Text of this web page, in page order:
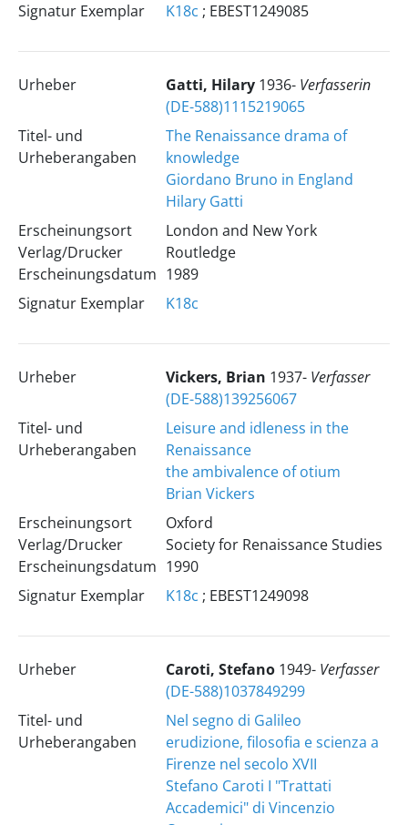
Signatur Exemplar
K18c ; EBEST1249085
Urheber Gatti, Hilary 1936- Verfasserin
(DE-588)1115219065
Titel- und
Urheberangaben
The Renaissance drama of
knowledge
Giordano Bruno in England
Hilary Gatti
Erscheinungsort
Verlag/Drucker
Erscheinungsdatum
London and New York
Routledge
1989
Signatur Exemplar
K18c
Urheber Vickers, Brian 1937- Verfasser
(DE-588)139256067
Titel- und
Urheberangaben
Leisure and idleness in the
Renaissance
the ambivalence of otium
Brian Vickers
Erscheinungsort
Verlag/Drucker
Erscheinungsdatum
Oxford
Society for Renaissance Studies
1990
Signatur Exemplar
K18c ; EBEST1249098
Urheber Caroti, Stefano 1949- Verfasser
(DE-588)1037849299
Titel- und
Urheberangaben
Nel segno di Galileo
erudizione, filosofia e scienza a
Firenze nel secolo XVII
Stefano Caroti I "Trattati
Accademici" di Vincenzio